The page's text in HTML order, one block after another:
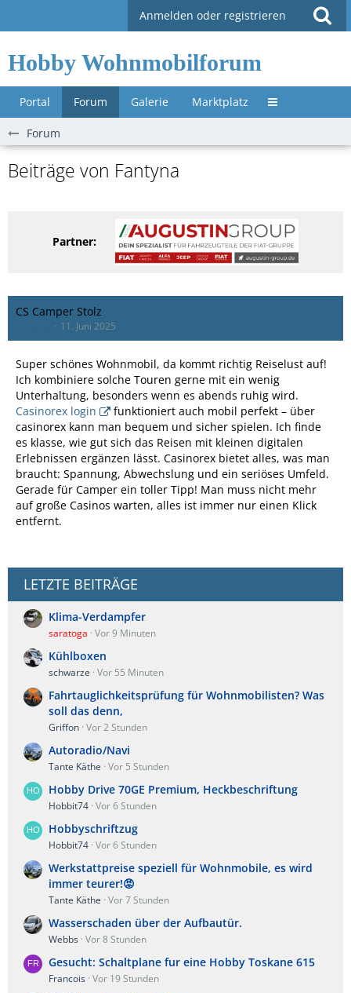
Anmelden oder registrieren
Hobby Wohnmobilforum
Portal Forum Galerie Marktplatz Untermenü »
Forum
Beiträge von Fantyna
Partner:
CS Camper Stolz
11. Juni 2025
Super schönes Wohnmobil, da kommt richtig Reiselust auf!
Ich kombiniere solche Touren gerne mit ein wenig
Unterhaltung, besonders wenn es abends ruhig wird.
Casinorex login
funktioniert auch mobil perfekt – über
casinorex kann man bequem und sicher spielen. Ich finde
es klasse, wie gut sich das Reisen mit kleinen digitalen
Erlebnissen ergänzen lässt. Casinorex bietet alles, was man
braucht: Spannung, Abwechslung und ein seriöses Umfeld.
Gerade für Camper ein toller Tipp! Man muss nicht mehr
auf große Casinos warten, alles ist immer nur einen Klick
entfernt.
LETZTE BEITRÄGE
Klima-Verdampfer
saratoga Vor 9 Minuten
Kühlboxen
schwarze Vor 55 Minuten
Fahrtauglichkeitsprüfung für Wohnmobilisten? Was
soll das denn,
Griffon Vor 2 Stunden
Autoradio/Navi
Tante Käthe Vor 5 Stunden
Hobby Drive 70GE Premium, Heckbeschriftung
Hobbit74 Vor 6 Stunden
Hobbyschriftzug
Hobbit74 Vor 6 Stunden
Werkstattpreise speziell für Wohnmobile, es wird
immer teurer!😡
Tante Käthe Vor 7 Stunden
Wasserschaden über der Aufbautür.
Webbs Vor 8 Stunden
Gesucht: Schaltplane fur eine Hobby Toskane 615
Francois Vor 19 Stunden